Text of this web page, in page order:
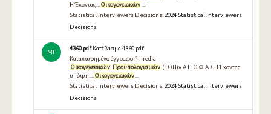
Η Έχοντας...
Οικογενειακών
Statistical Interviewers Decisions: 2024 Statistical Interviewers
Decisions
ΜΓ
4360.pdf Κατέβασμα 4360.pdf
Καταχωρημένο έγγραφο ή media
Οικογενειακών Προϋπολογισμών (ΕΟΠ)» Α Π Ο Φ Α Σ Η Έχοντας
υπόψη:... Οικογενειακών...
Statistical Interviewers Decisions: 2024 Statistical Interviewers
Decisions